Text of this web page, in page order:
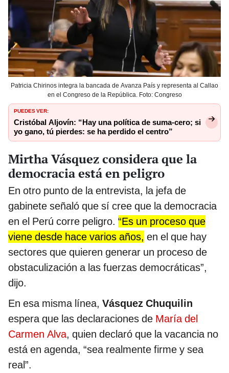
Patricia Chirinos integra la bancada de Avanza País y representa al Callao
en el Congreso de la República. Foto: Congreso
PUEDES VER:
Cristóbal Aljovín: “Hay una política de suma-cero; si
yo gano, tú pierdes: se ha perdido el centro”
Mirtha Vásquez considera que la
democracia está en peligro
En otro punto de la entrevista, la jefa de
gabinete señaló que sí cree que la democracia
en el Perú corre peligro. “Es un proceso que
viene desde hace varios años, en el que hay
sectores que quieren generar un proceso de
obstaculización a las fuerzas democráticas”,
dijo.
En esa misma línea, Vásquez Chuquilin
espera que las declaraciones de María del
Carmen Alva, quien declaró que la vacancia no
está en agenda, “sea realmente firme y sea
real”.